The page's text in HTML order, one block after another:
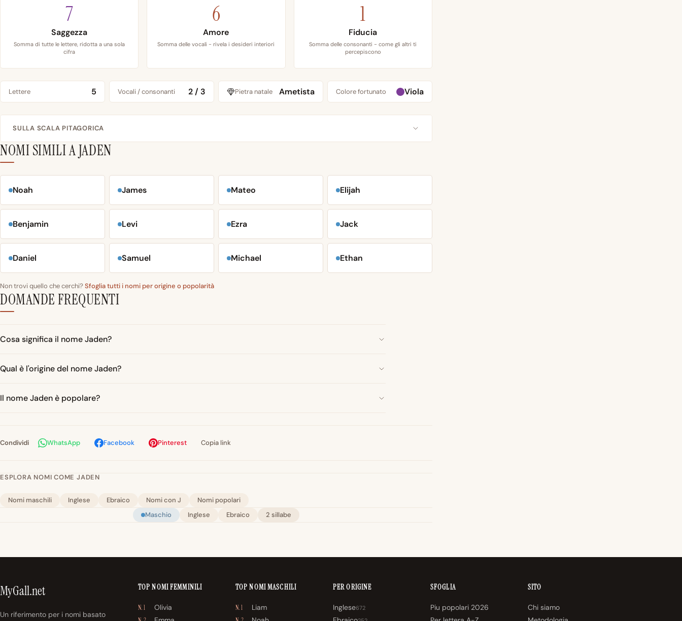
7
Saggezza
Somma di tutte le lettere, ridotta a una sola
cifra
6
Amore
Somma delle vocali - rivela i desideri interiori
1
Fiducia
Somma delle consonanti - come gli altri ti
percepiscono
Lettere 5 Vocali / consonanti 2 / 3 Pietra natale Ametista Colore fortunato Viola
SULLA SCALA PITAGORICA
NOMI SIMILI A JADEN
Noah James Mateo Elijah
Benjamin Levi Ezra Jack
Daniel Samuel Michael Ethan
Non trovi quello che cerchi?Sfoglia tutti i nomi per origine o popolarità
DOMANDE FREQUENTI
Cosa significa il nome Jaden?
Qual è l'origine del nome Jaden?
Il nome Jaden è popolare?
Condividi WhatsApp Facebook Pinterest Copia link
ESPLORA NOMI COME JADEN
Nomi maschili Inglese Ebraico Nomi con J
Nomi popolari
Maschio
Inglese Ebraico 2 sillabe
MyGall.net
Un riferimento per i nomi basato
TOP NOMI FEMMINILI
N. 1 Olivia
TOP NOMI MASCHILI
N. 1 Liam
PER ORIGINE
Inglese672
SFOGLIA
Piu popolari 2026
SITO
Chi siamo